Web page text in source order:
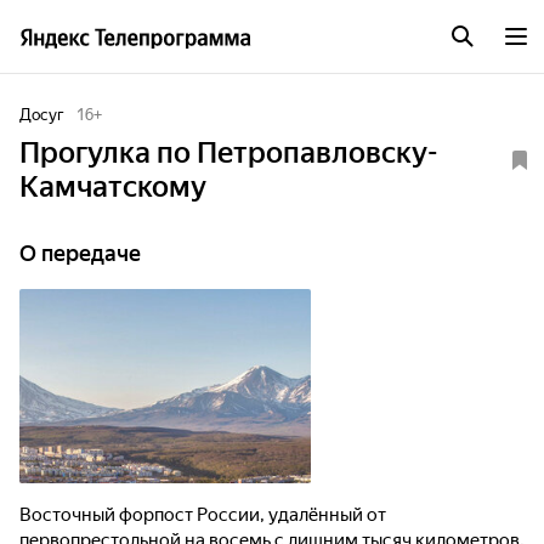
Досуг 16+
Прогулка по Петропавловску-
Камчатскому
О передаче
Восточный форпост России, удалённый от